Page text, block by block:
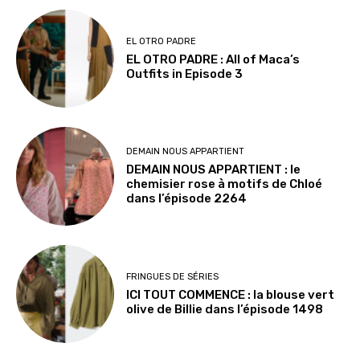
EL OTRO PADRE
EL OTRO PADRE : All of Maca’s
Outfits in Episode 3
DEMAIN NOUS APPARTIENT
DEMAIN NOUS APPARTIENT : le
chemisier rose à motifs de Chloé
dans l’épisode 2264
FRINGUES DE SÉRIES
ICI TOUT COMMENCE : la blouse vert
olive de Billie dans l’épisode 1498